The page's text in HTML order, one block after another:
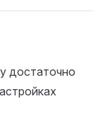
достаточно